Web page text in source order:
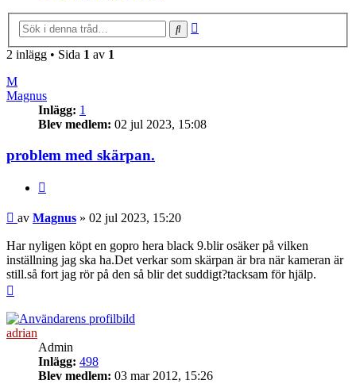
Sök
2 inlägg • Sida 1 av 1
M
Magnus
Inlägg: 1
Blev medlem: 02 jul 2023, 15:08
problem med skärpan.
Inlägg
av Magnus » 02 jul 2023, 15:20
Har nyligen köpt en gopro hera black 9.blir osäker på vilken
inställning jag ska ha.Det verkar som skärpan är bra när kameran är
still.så fort jag rör på den så blir det suddigt?tacksam för hjälp.
adrian
Admin
Inlägg: 498
Blev medlem: 03 mar 2012, 15:26